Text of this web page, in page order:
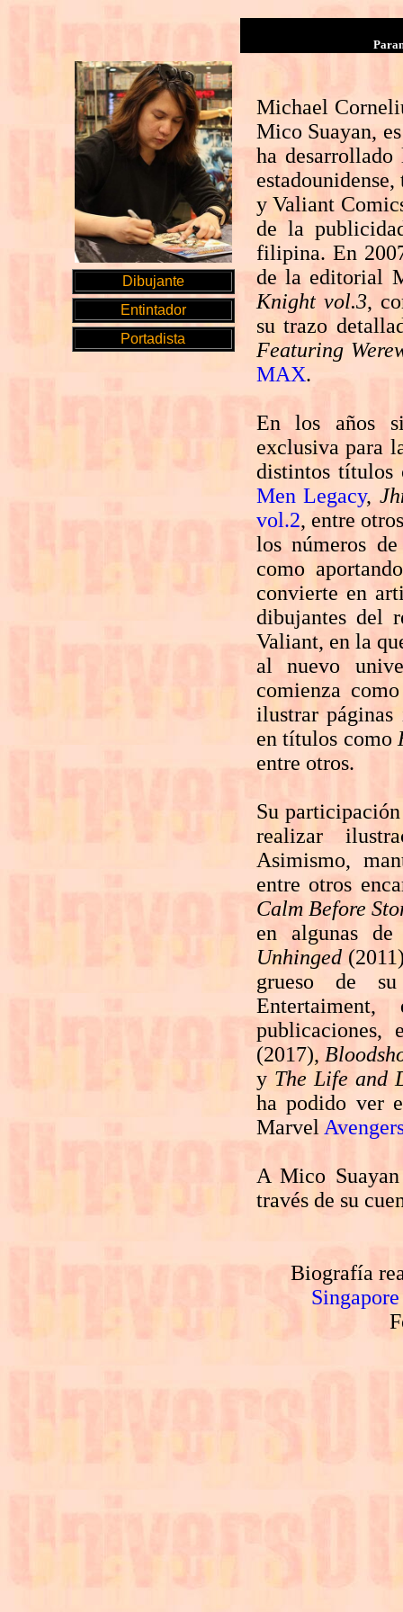
Dibujante
Entintador
Portadista
Michael
Mico Suayan,
ha
y Valiant
de la
filipina. En
de la editorial
Knight vol.3,
su trazo
Featuring
MAX.
En los años
exclusiva para
distintos
Men Legacy,
vol.2, entre
los números
como
convierte en
dibujantes del
Valiant, en la
al nuevo
comienza
ilustrar páginas
en títulos como
entre otros.
Su
realizar
Asimismo,
entre otros
Calm Before
en algunas
Unhinged
grueso de
publicaciones,
(2017),
y The Life and
ha podido ver
Marvel
A Mico
través de su
Biografía